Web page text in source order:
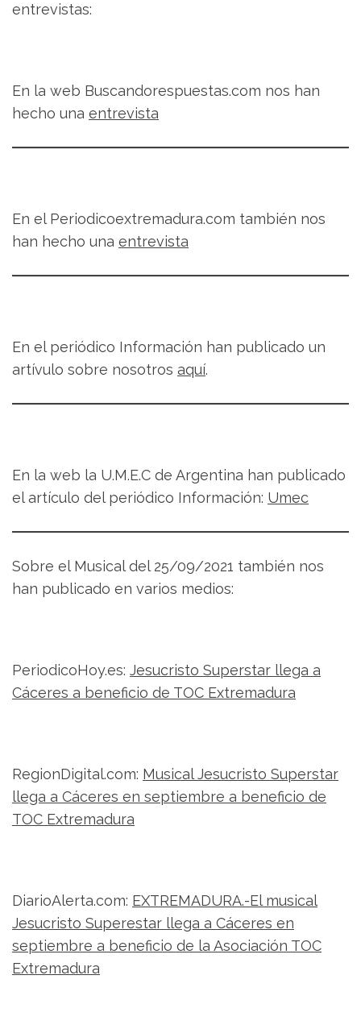
entrevistas:
En la web Buscandorespuestas.com nos han
hecho una entrevista
En el Periodicoextremadura.com también nos
han hecho una entrevista
En el periódico Información han publicado un
artívulo sobre nosotros aquí.
En la web la U.M.E.C de Argentina han publicado
el artículo del periódico Información: Umec
Sobre el Musical del 25/09/2021 también nos
han publicado en varios medios:
PeriodicoHoy.es: Jesucristo Superstar llega a
Cáceres a beneficio de TOC Extremadura
RegionDigital.com: Musical Jesucristo Superstar
llega a Cáceres en septiembre a beneficio de
TOC Extremadura
DiarioAlerta.com: EXTREMADURA.-El musical
Jesucristo Superestar llega a Cáceres en
septiembre a beneficio de la Asociación TOC
Extremadura